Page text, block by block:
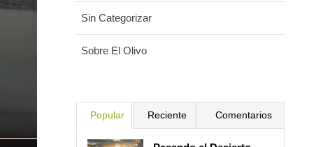
Sin Categorizar
Sobre El Olivo
Popular Reciente Comentarios